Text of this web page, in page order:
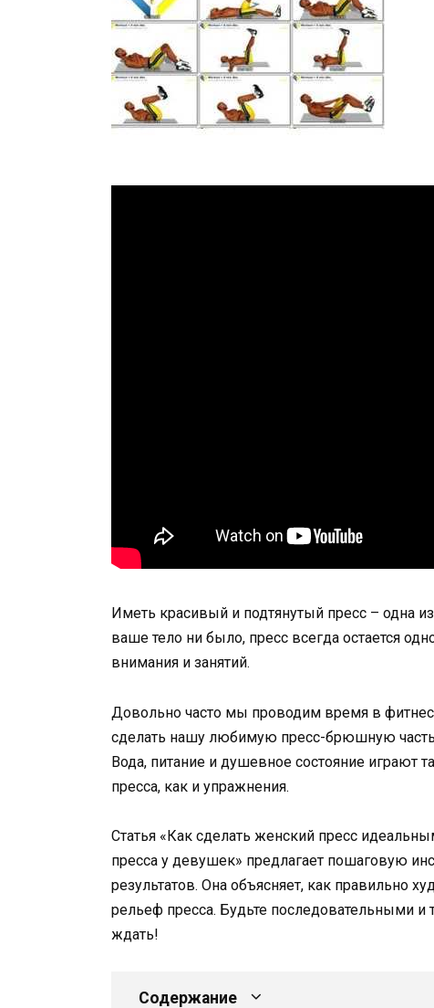
Иметь красивый и подтянутый пресс – одна
ваше тело ни было, пресс всегда остается
внимания и занятий.
Довольно часто мы проводим время в
сделать нашу любимую пресс-брюшную часть
Вода, питание и душевное состояние
пресса, как и упражнения.
Статья «Как сделать женский пресс
пресса у девушек» предлагает пошаговую
результатов. Она объясняет, как правильно
рельеф пресса. Будьте последовательными и
ждать!
Содержание